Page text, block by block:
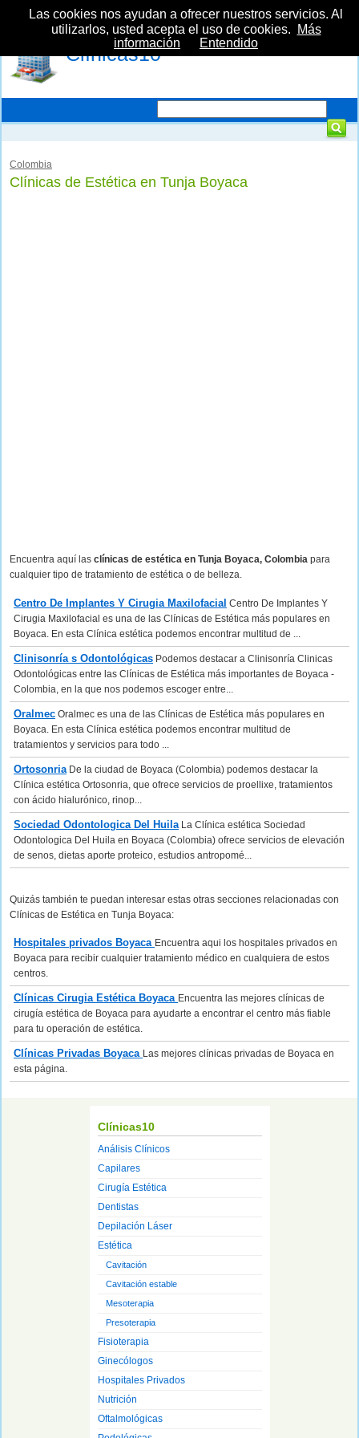
Clínicas10
Colombia
Clínicas de Estética en Tunja Boyaca
Encuentra aquí las clínicas de estética en Tunja Boyaca, Colombia para
cualquier tipo de tratamiento de estética o de belleza.
Centro De Implantes Y Cirugia Maxilofacial Centro De Implantes Y
Cirugia Maxilofacial es una de las Clínicas de Estética más populares en
Boyaca. En esta Clínica estética podemos encontrar multitud de ...
Clinisonría s Odontológicas Podemos destacar a Clinisonría Clinicas
Odontológicas entre las Clínicas de Estética más importantes de Boyaca -
Colombia, en la que nos podemos escoger entre...
Oralmec Oralmec es una de las Clínicas de Estética más populares en
Boyaca. En esta Clínica estética podemos encontrar multitud de
tratamientos y servicios para todo ...
OrtosonriaDe la ciudad de Boyaca (Colombia) podemos destacar la
Clínica estética Ortosonria, que ofrece servicios de proellixe, tratamientos
con ácido hialurónico, rinop...
Sociedad Odontologica Del HuilaLa Clínica estética Sociedad
Odontologica Del Huila en Boyaca (Colombia) ofrece servicios de elevación
de senos, dietas aporte proteico, estudios antropomé...
Quizás también te puedan interesar estas otras secciones relacionadas con
Clínicas de Estética en Tunja Boyaca:
Hospitales privados Boyaca Encuentra aqui los hospitales privados en
Boyaca para recibir cualquier tratamiento médico en cualquiera de estos
centros.
Clínicas Cirugia Estética Boyaca Encuentra las mejores clínicas de
cirugía estética de Boyaca para ayudarte a encontrar el centro más fiable
para tu operación de estética.
Clínicas Privadas Boyaca Las mejores clínicas privadas de Boyaca en
esta página.
Clínicas10
Análisis Clínicos
Capilares
Cirugía Estética
Dentistas
Depilación Láser
Estética
Cavitación
Cavitación estable
Mesoterapia
Presoterapia
Fisioterapia
Ginecólogos
Hospitales Privados
Nutrición
Oftalmológicas
Las cookies nos ayudan a ofrecer nuestros servicios. Al
utilizarlos, usted acepta el uso de cookies.
Más
información
Entendido